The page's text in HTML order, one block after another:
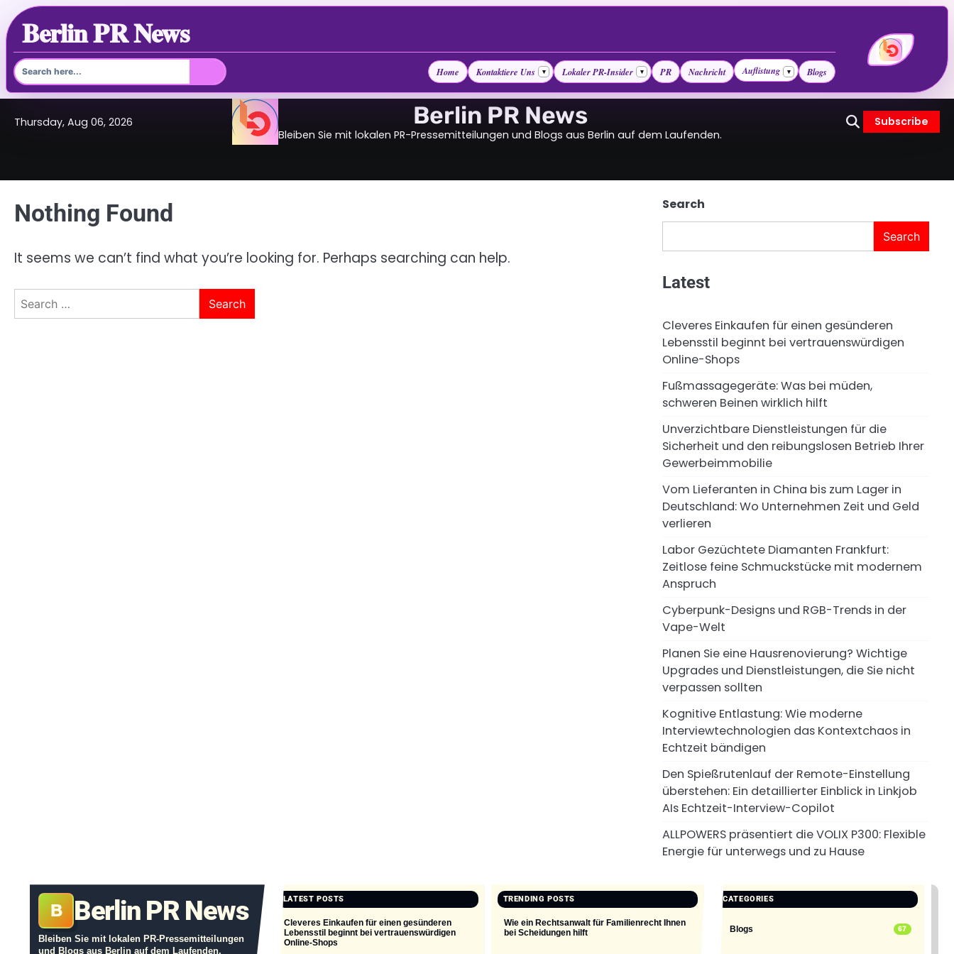
Berlin PR News
Home Kontaktiere Uns ▾ Lokaler PR-Insider ▾ PR Nachricht Auflistung ▾ Blogs
Thursday, Aug 06, 2026 Berlin PR News
Bleiben Sie mit lokalen PR-Pressemitteilungen und Blogs aus Berlin auf dem Laufenden.
Subscribe
Nothing Found
It seems we can’t find what you’re looking for. Perhaps searching can help.
Search
for:
Search
Search
Latest
Cleveres Einkaufen für einen gesünderen
Lebensstil beginnt bei vertrauenswürdigen
Online-Shops
Fußmassagegeräte: Was bei müden,
schweren Beinen wirklich hilft
Unverzichtbare Dienstleistungen für die
Sicherheit und den reibungslosen Betrieb Ihrer
Gewerbeimmobilie
Vom Lieferanten in China bis zum Lager in
Deutschland: Wo Unternehmen Zeit und Geld
verlieren
Labor Gezüchtete Diamanten Frankfurt:
Zeitlose feine Schmuckstücke mit modernem
Anspruch
Cyberpunk-Designs und RGB-Trends in der
Vape-Welt
Planen Sie eine Hausrenovierung? Wichtige
Upgrades und Dienstleistungen, die Sie nicht
verpassen sollten
Kognitive Entlastung: Wie moderne
Interviewtechnologien das Kontextchaos in
Echtzeit bändigen
Den Spießrutenlauf der Remote-Einstellung
überstehen: Ein detaillierter Einblick in Linkjob
AIs Echtzeit-Interview-Copilot
ALLPOWERS präsentiert die VOLIX P300: Flexible
Energie für unterwegs und zu Hause
B Berlin PR News
Bleiben Sie mit lokalen PR-Pressemitteilungen
und Blogs aus Berlin auf dem Laufenden.
LATEST POSTS
Cleveres Einkaufen für einen gesünderen
Lebensstil beginnt bei vertrauenswürdigen
Online-Shops
TRENDING POSTS
Wie ein Rechtsanwalt für Familienrecht Ihnen
bei Scheidungen hilft
CATEGORIES
Blogs 67